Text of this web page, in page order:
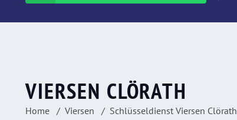
VIERSEN CLÖRATH
Home Viersen Schlüsseldienst Viersen Clörath